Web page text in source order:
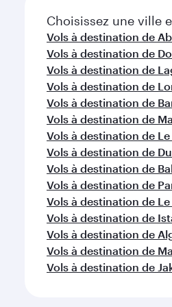
Choisissez une ville
Vols à destination de
Vols à destination de
Vols à destination de
Vols à destination de
Vols à destination de
Vols à destination de
Vols à destination de
Vols à destination de
Vols à destination de
Vols à destination de
Vols à destination de
Vols à destination de
Vols à destination de
Vols à destination de
Vols à destination de